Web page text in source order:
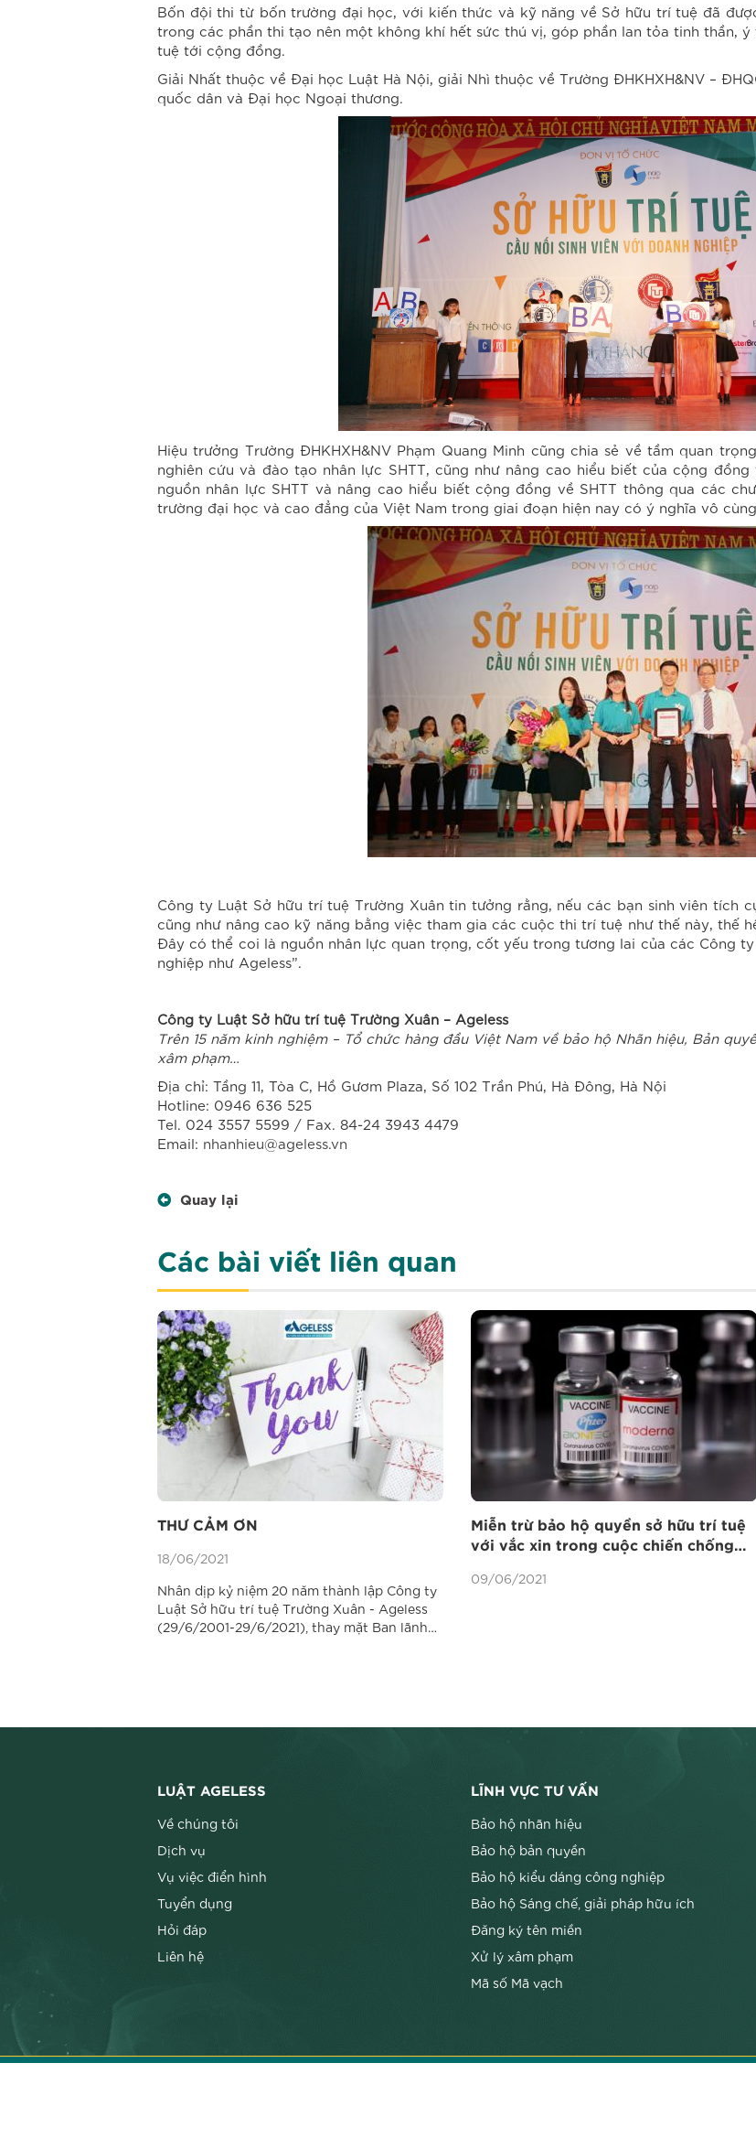
Bốn đội thi từ bốn trường đại học, với kiến thức và kỹ năng về Sở hữu trí tuệ đã
trong các phần thi tạo nên một không khí hết sức thú vị, góp phần lan tỏa tinh thần,
tuệ tới cộng đồng.
Giải Nhất thuộc về Đại học Luật Hà Nội, giải Nhì thuộc về Trường ĐHKHXH&NV –
quốc dân và Đại học Ngoại thương.
Hiệu trưởng Trường ĐHKHXH&NV Phạm Quang Minh cũng chia sẻ về tầm quan
nghiên cứu và đào tạo nhân lực SHTT, cũng như nâng cao hiểu biết của cộng
nguồn nhân lực SHTT và nâng cao hiểu biết cộng đồng về SHTT thông qua các
trường đại học và cao đẳng của Việt Nam trong giai đoạn hiện nay có ý nghĩa vô
Công ty Luật Sở hữu trí tuệ Trường Xuân tin tưởng rằng, nếu các bạn sinh viên tích
cũng như nâng cao kỹ năng bằng việc tham gia các cuộc thi trí tuệ như thế này, thế
Đây có thể coi là nguồn nhân lực quan trọng, cốt yếu trong tương lai của các Công
nghiệp như Ageless”.
Công ty Luật Sở hữu trí tuệ Trường Xuân – Ageless
Trên 15 năm kinh nghiệm – Tổ chức hàng đầu Việt Nam về bảo hộ Nhãn hiệu, Bản
xâm phạm…
Địa chỉ: Tầng 11, Tòa C, Hồ Gươm Plaza, Số 102 Trần Phú, Hà Đông, Hà Nội
Hotline: 0946 636 525
Tel. 024 3557 5599 / Fax. 84-24 3943 4479
Email: nhanhieu@ageless.vn
Quay lại
Các bài viết liên quan
THƯ CẢM ƠN
18/06/2021
Nhân dịp kỷ niệm 20 năm thành lập Công ty
Luật Sở hữu trí tuệ Trường Xuân - Ageless
(29/6/2001-29/6/2021), thay mặt Ban lãnh
Miễn trừ bảo hộ quyền sở hữu trí tuệ
với vắc xin trong cuộc chiến chống
09/06/2021
LUẬT AGELESS
Về chúng tôi
Dịch vụ
Vụ việc điển hình
Tuyển dụng
Hỏi đáp
Liên hệ
LĨNH VỰC TƯ VẤN
Bảo hộ nhãn hiệu
Bảo hộ bản quyền
Bảo hộ kiểu dáng công nghiệp
Bảo hộ Sáng chế, giải pháp hữu ích
Đăng ký tên miền
Xử lý xâm phạm
Mã số Mã vạch